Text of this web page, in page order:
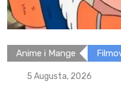
Anime i Mange
5 Augusta, 2026